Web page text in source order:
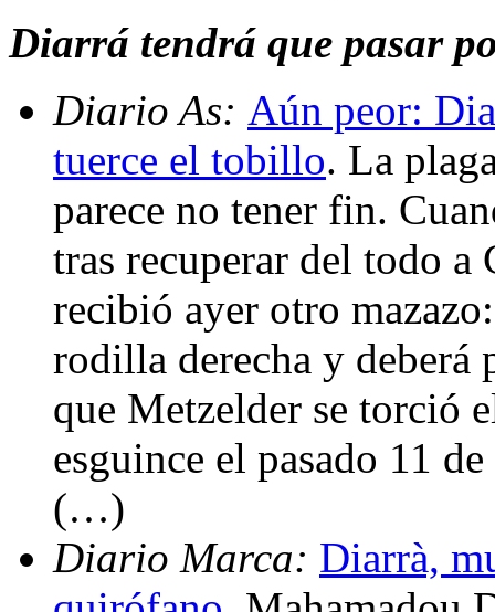
Diarrá tendrá que pasar
Diario As: Aún peor:
tuerce el tobillo. La
parece no tener fin.
tras recuperar del todo
recibió ayer otro
rodilla derecha y deberá
que Metzelder se torció
esguince el pasado 11
(…)
Diario Marca: Diarrà,